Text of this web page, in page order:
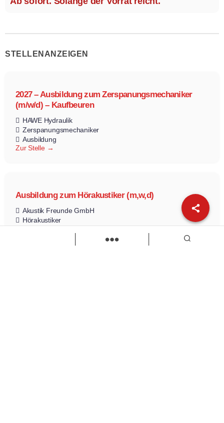
STELLENANZEIGEN
2027 – Ausbildung zum Zerspanungsmechaniker
(m/w/d) – Kaufbeuren
HAWE Hydraulik
Zerspanungsmechaniker
Ausbildung
Zur Stelle
Ausbildung zum Hörakustiker (m,w,d)
Akustik Freunde GmbH
Hörakustiker